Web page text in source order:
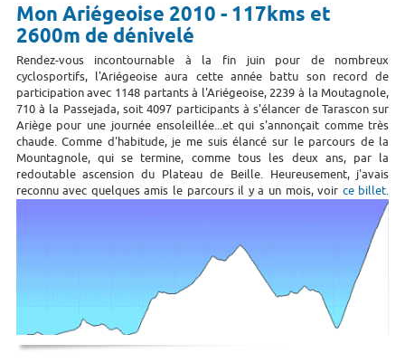
Mon Ariégeoise 2010 - 117kms et
2600m de dénivelé
Rendez-vous incontournable à la fin juin pour de nombreux
cyclosportifs, l'Ariégeoise aura cette année battu son record de
participation avec 1148 partants à l'Ariégeoise, 2239 à la Moutagnole,
710 à la Passejada, soit 4097 participants à s'élancer de Tarascon sur
Ariège pour une journée ensoleillée...et qui s'annonçait comme très
chaude. Comme d'habitude, je me suis élancé sur le parcours de la
Mountagnole, qui se termine, comme tous les deux ans, par la
redoutable ascension du Plateau de Beille. Heureusement, j'avais
reconnu avec quelques amis le parcours il y a un mois, voir ce billet.